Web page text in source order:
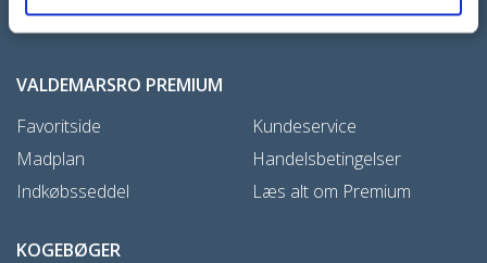
VALDEMARSRO PREMIUM
Favoritside
Madplan
Indkøbsseddel
Kundeservice
Handelsbetingelser
Læs alt om Premium
KOGEBØGER